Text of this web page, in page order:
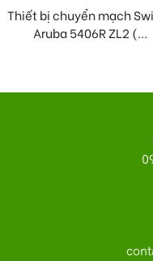
Thiết bị chuyển mạch
Aruba 5406R ZL2 (...